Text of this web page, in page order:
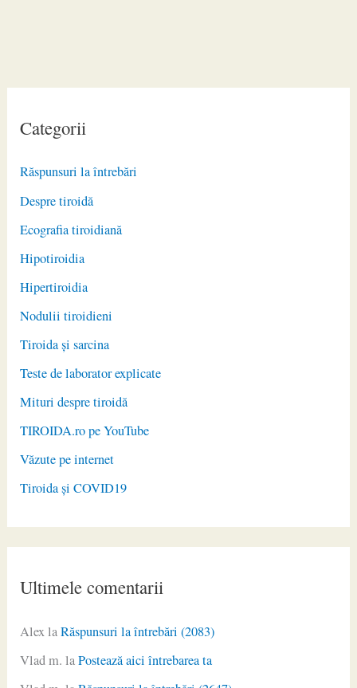
Categorii
Răspunsuri la întrebări
Despre tiroidă
Ecografia tiroidiană
Hipotiroidia
Hipertiroidia
Nodulii tiroidieni
Tiroida și sarcina
Teste de laborator explicate
Mituri despre tiroidă
TIROIDA.ro pe YouTube
Văzute pe internet
Tiroida și COVID19
Ultimele comentarii
AlexlaRăspunsuri la întrebări (2083)
Vlad m. laPostează aici întrebarea ta